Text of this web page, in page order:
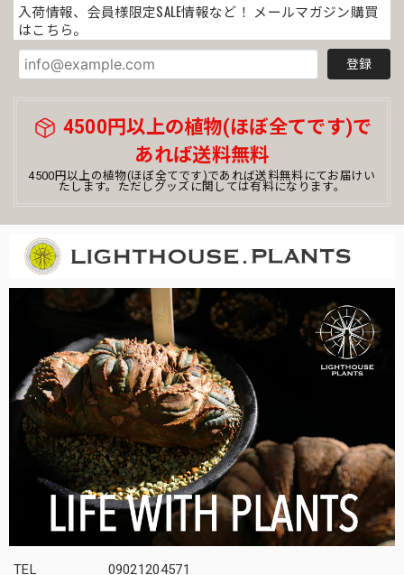
入荷情報、会員様限定SALE情報など！ メールマガジン購買
はこちら。
登録
4500円以上の植物(ほぼ全てです)で
あれば送料無料
4500円以上の植物(ほぼ全てです)であれば送料無料にてお届けい
たします。ただしグッズに関しては有料になります。
写真通りのとても綺麗な株が届きました◎ 梱包もとても丁寧
で、配達の手違いか横倒しに置かれていたんですが全く土こ
ぼれもなく綺麗なままでした！すごい！ まだまだオベサ初
まん丸 オベサ / ユーフォルビア
2026/03/12
オベサ初心者です。コメントを読んで購入を決めました。梱
包もしっかりとされていて、土のこぼれなどなくきれいでし
またすぐ解きたくなりそうです。飼育しっかり頑張ります。
この度はお買い上げ頂き誠にありがとうござい
ました！ビギナー様ウエルカムです！育て方な
ど、ご不明な点がございましたら何なりとお申
し付けくださいませ。また次も是非！今後とも
よろしくお願いいたします。
木質化 まん丸 オベサ / ユーフォルビア
2026/03/12
TEL
09021204571